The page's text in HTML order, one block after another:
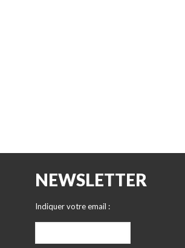
NEWSLETTER
Indiquer votre email :